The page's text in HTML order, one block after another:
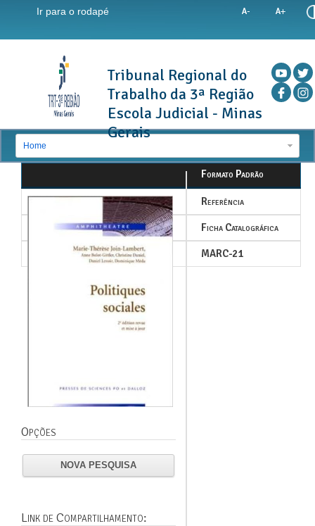
Ir para o rodapé
Tribunal Regional do
Trabalho da 3ª Região
Escola Judicial - Minas
Gerais
Home
Opções
NOVA PESQUISA
Link de Compartilhamento:
Formato Padrão
Referência
Ficha Catalográfica
MARC-21